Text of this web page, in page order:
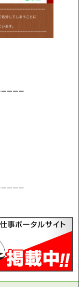
ーーー
ーーー